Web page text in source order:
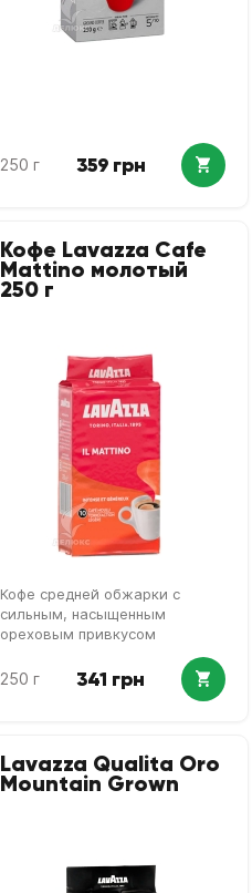
250 г 359 грн
Кофе Lavazza Cafe
Mattino молотый
250 г
Кофе средней обжарки с
сильным, насыщенным
ореховым привкусом
250 г 341 грн
Lavazza Qualita Oro
Mountain Grown